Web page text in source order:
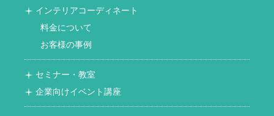
インテリアコーディネート
料金について
お客様の事例
セミナー・教室
企業向けイベント講座